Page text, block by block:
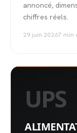
annoncé,
chiffres réels.
29 juin 20267 min